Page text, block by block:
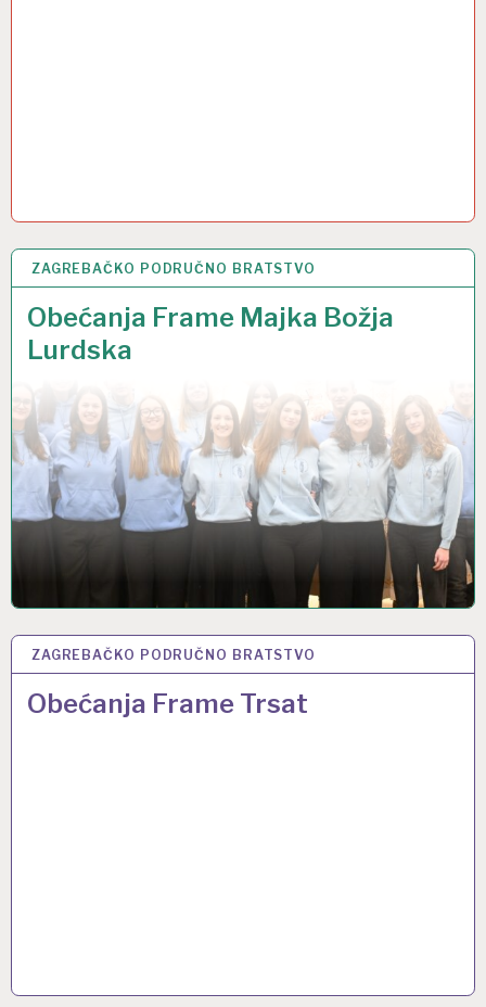
ZAGREBAČKO PODRUČNO BRATSTVO
Obećanja Frame Majka Božja
Lurdska
3 OŽU 2025
ZAGREBAČKO PODRUČNO BRATSTVO
Obećanja Frame Trsat
31 PRO 2024